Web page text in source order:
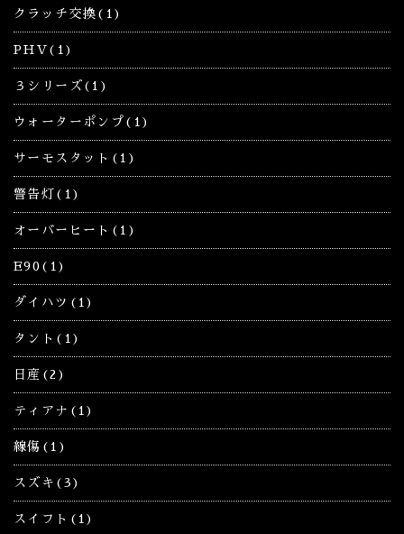
クラッチ交換(1)
PHV(1)
３シリーズ(1)
ウォーターポンプ(1)
サーモスタット(1)
警告灯(1)
オーバーヒート(1)
E90(1)
ダイハツ(1)
タント(1)
日産(2)
ティアナ(1)
線傷(1)
スズキ(3)
スイフト(1)